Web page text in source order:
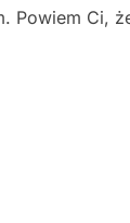
Powiem Ci,